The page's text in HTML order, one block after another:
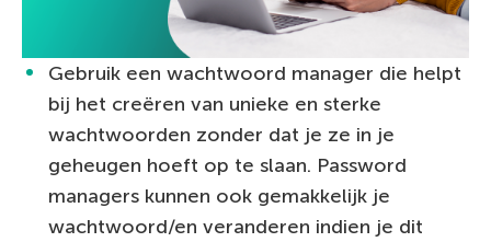
Gebruik een wachtwoord manager die helpt
bij het creëren van unieke en sterke
wachtwoorden zonder dat je ze in je
geheugen hoeft op te slaan. Password
managers kunnen ook gemakkelijk je
wachtwoord/en veranderen indien je dit